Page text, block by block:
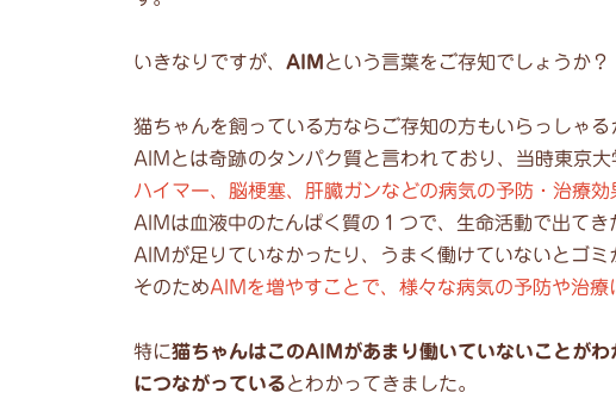
いきなりですが、 AIMという言葉をご存知でしょうか？
猫ちゃんを飼っている方ならご存知の方もいらっしゃる
AIMとは奇跡のタンパク質と言われており、当時東京
ハイマー、脳梗塞、肝臓ガンなどの病気の予防・治療効
AIMは血液中のたんぱく質の１つで、生命活動で出てき
AIMが足りていなかったり、うまく働けていないとゴミ
そのためAIMを増やすことで、様々な病気の予防や治療
特に猫ちゃんはこのAIMがあまり働いていないことが
につながっているとわかってきました。